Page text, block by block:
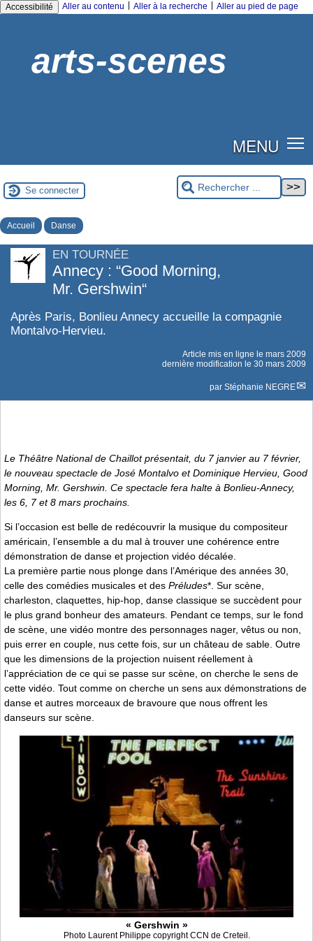
Accessibilité Aller au contenu Aller à la recherche Aller au pied de page
arts-scenes
MENU
Se connecter
Accueil Danse
EN TOURNÉE
Annecy : “Good Morning,
Mr. Gershwin“
Après Paris, Bonlieu Annecy accueille la compagnie
Montalvo-Hervieu.
Article mis en ligne le mars 2009
dernière modification le 30 mars 2009
par Stéphanie NEGRE
Le Théâtre National de Chaillot présentait, du 7 janvier au 7 février,
le nouveau spectacle de José Montalvo et Dominique Hervieu, Good
Morning, Mr. Gershwin . Ce spectacle fera halte à Bonlieu-Annecy,
les 6, 7 et 8 mars prochains.
Si l’occasion est belle de redécouvrir la musique du compositeur
américain, l’ensemble a du mal à trouver une cohérence entre
démonstration de danse et projection vidéo décalée.
La première partie nous plonge dans l’Amérique des années 30,
celle des comédies musicales et des Préludes*. Sur scène,
charleston, claquettes, hip-hop, danse classique se succèdent pour
le plus grand bonheur des amateurs. Pendant ce temps, sur le fond
de scène, une vidéo montre des personnages nager, vêtus ou non,
puis errer en couple, nus cette fois, sur un château de sable. Outre
que les dimensions de la projection nuisent réellement à
l’appréciation de ce qui se passe sur scène, on cherche le sens de
cette vidéo. Tout comme on cherche un sens aux démonstrations de
danse et autres morceaux de bravoure que nous offrent les
danseurs sur scène.
« Gershwin »
Photo Laurent Philippe copyright CCN de Creteil.